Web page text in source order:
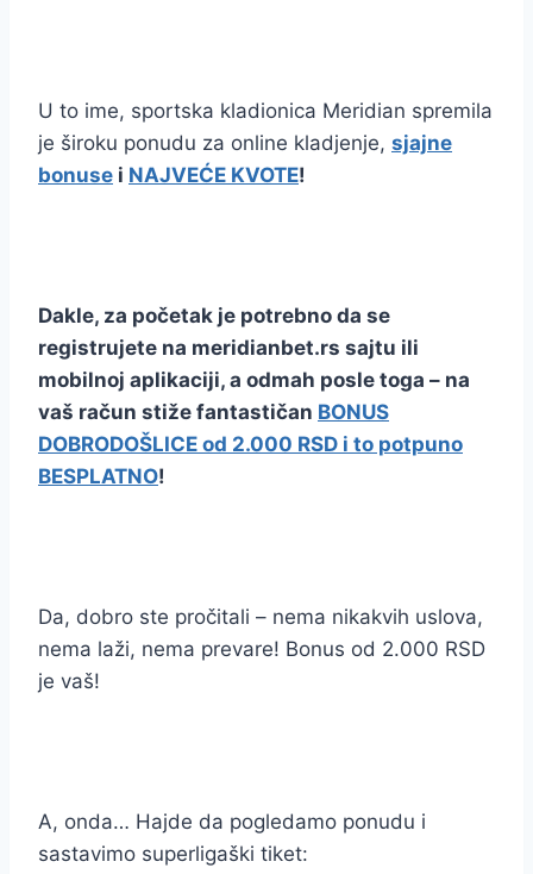
U to ime, sportska kladionica Meridian spremila
je široku ponudu za online kladjenje, sjajne
bonuse i NAJVEĆE KVOTE!
Dakle, za početak je potrebno da se
registrujete na meridianbet.rs sajtu ili
mobilnoj aplikaciji, a odmah posle toga – na
vaš račun stiže fantastičan BONUS
DOBRODOŠLICE od 2.000 RSD i to potpuno
BESPLATNO!
Da, dobro ste pročitali – nema nikakvih uslova,
nema laži, nema prevare! Bonus od 2.000 RSD
je vaš!
A, onda… Hajde da pogledamo ponudu i
sastavimo superligaški tiket: